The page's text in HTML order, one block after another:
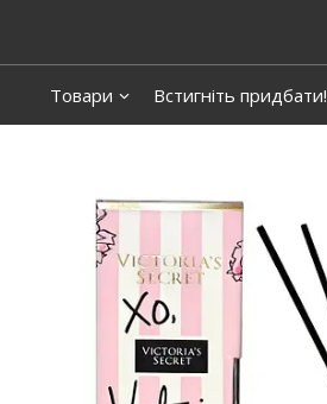
Товари Встигніть придбати!